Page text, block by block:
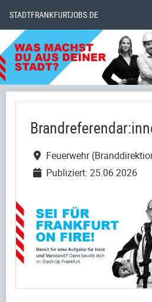
STADTFRANKFURTJOBS.DE
Feuerwehr
Publiziert: 25.06.2026